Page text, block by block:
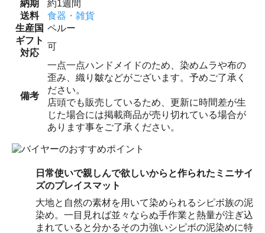
納期
約1週間
送料
食器・雑貨
生産国 ペルー
ギフト
対応
可
備考
一点一点ハンドメイドのため、染めムラや布の
歪み、織り皺などがございます。予めご了承く
ださい。
店頭でも販売しているため、更新に時間差が生
じた場合には掲載商品が売り切れている場合が
あります事をご了承ください。
日常使いで親しんで欲しいからと作られたミニサイ
ズのプレイスマット
大地と自然の素材を用いて染められるシピボ族の泥
染め。一目見れば並々ならぬ手作業と熱量が注ぎ込
まれていると分かるその力強いシピボの泥染めに特